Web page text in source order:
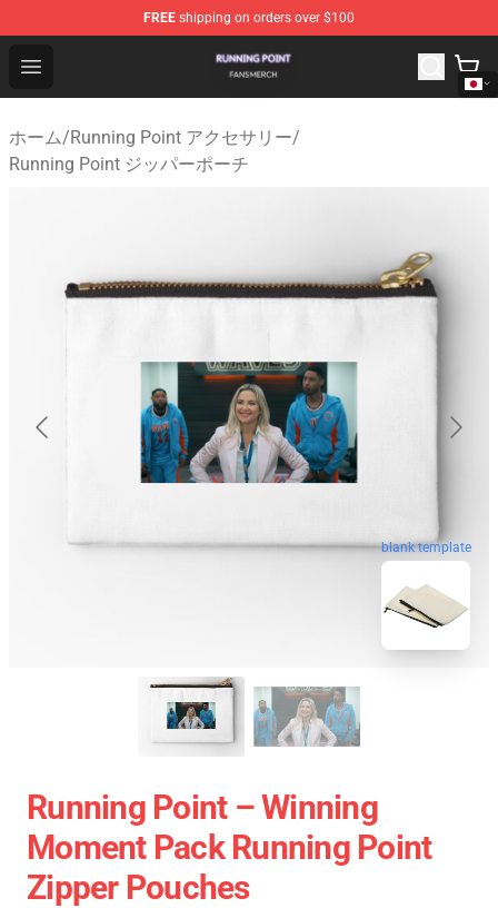
FREE shipping on orders over $100
Open menu
Running Point Shop - Official Running Point
ホーム/Running Point アクセサリー/
Running Point ジッパーポーチ
blank template
Running Point – Winning
Moment Pack Running Point
Zipper Pouches